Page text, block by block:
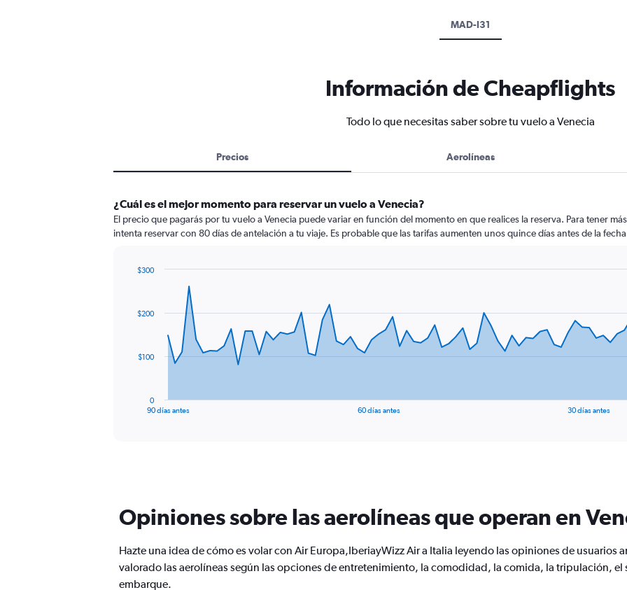
MAD-I31
Información de Cheapflights
Todo lo que necesitas saber sobre tu vuelo a Venecia
Precios Aerolíneas
¿Cuál es el mejor momento para reservar un vuelo a Venecia?
El precio que pagarás por tu vuelo a Venecia puede variar en función del momento en que realices la reserva. Para tener
intenta reservar con 80 días de antelación a tu viaje. Es probable que las tarifas aumenten unos quince días antes de la
data
The
chart
has
Y
axis
displaying
90 días antes 60 días antes 30 días antes
0
$100
$200
$300
Opiniones sobre las aerolíneas que operan en
Hazte una idea de cómo es volar con Air Europa,IberiayWizz Air a Italia leyendo las opiniones de usuarios
valorado las aerolíneas según las opciones de entretenimiento, la comodidad, la comida, la tripulación,
embarque.